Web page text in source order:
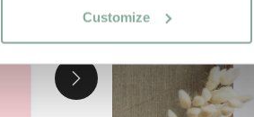
Customize